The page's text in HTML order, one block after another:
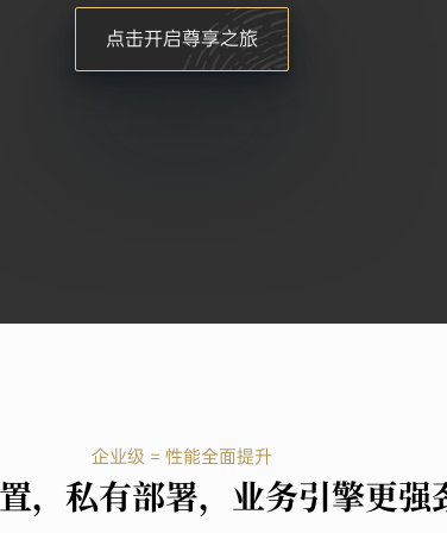
点击开启尊享之旅
企业级 = 性能全面提升
，私有部署，业务引擎更强